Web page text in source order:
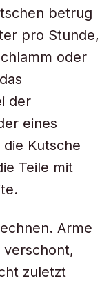
betrug
pro Stunde,
oder
der
eines
Kutsche
Teile mit
Arme
zuletzt